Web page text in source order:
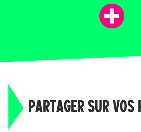
PARTAGER SUR VOS